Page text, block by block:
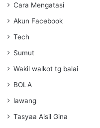
Cara Mengatasi
Akun Facebook
Tech
Sumut
Wakil walkot tg balai
BOLA
lawang
Tasyaa Aisil Gina